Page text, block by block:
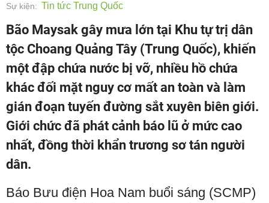
Sự kiện: Tin tức Trung Quốc
Bão Maysak gây mưa lớn tại Khu tự trị dân
tộc Choang Quảng Tây (Trung Quốc), khiến
một đập chứa nước bị vỡ, nhiều hồ chứa
khác đối mặt nguy cơ mất an toàn và làm
gián đoạn tuyến đường sắt xuyên biên giới.
Giới chức đã phát cảnh báo lũ ở mức cao
nhất, đồng thời khẩn trương sơ tán người
dân.
Báo Bưu điện Hoa Nam buổi sáng (SCMP)